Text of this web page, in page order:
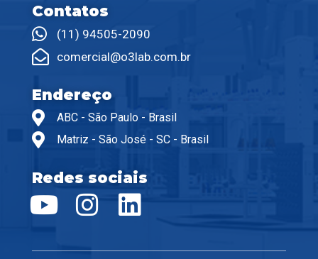
Contatos
(11) 94505-2090
comercial@o3lab.com.br
Endereço
ABC - São Paulo - Brasil
Matriz - São José - SC - Brasil
Redes sociais